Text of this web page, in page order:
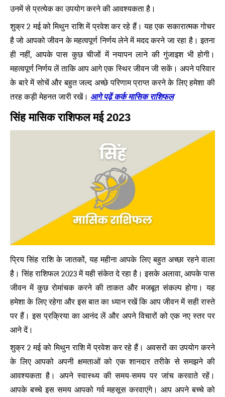
उनमें से प्रत्येक का उपयोग करने की आवश्यकता है।
शुक्र 2 मई को मिथुन राशि में प्रवेश कर रहे हैं। यह एक सकारात्मक गोचर
है जो आपको जीवन के महत्वपूर्ण निर्णय लेने में मदद करने जा रहा है। इतना
ही नहीं, आपके पास कुछ चीजों में नयापन लाने की गुंजाइश भी होगी।
महत्वपूर्ण निर्णय लें ताकि आप आगे एक स्थिर जीवन जी सकें। अपने परिवार
के बारे में सोचें और बहुत जल्द अच्छे परिणाम प्राप्त करने के लिए हमेशा की
तरह कड़ी मेहनत जारी रखें। आगे पढ़ें कर्क मासिक राशिफल
सिंह मासिक राशिफल मई 2023
प्रिय सिंह राशि के जातकों, यह महीना आपके लिए बहुत अच्छा रहने वाला
है। सिंह राशिफल 2023 में यही संकेत दे रहा है। इसके अलावा, आपके पास
जीवन में कुछ रोमांचक करने की ताकत और मजबूत संकल्प होगा। यह
हमेशा के लिए रहेगा और इस बात का ध्यान रखें कि आप जीवन में सही रास्ते
पर हैं। इस प्रक्रिया का आनंद लें और अपने विचारों को एक नए स्तर पर
आने दें।
शुक्र 2 मई को मिथुन राशि में प्रवेश कर रहे हैं। अवसरों का उपयोग करने
के लिए आपको अपनी क्षमताओं को एक शानदार तरीके से समझने की
आवश्यकता है। अपने स्वास्थ्य की समय-समय पर जांच करवाते रहें।
आपके बच्चे इस समय आपको गर्व महसूस करवाएंगे। आप अपने बच्चे को